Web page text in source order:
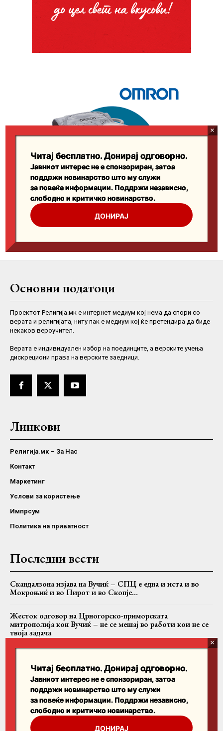
Основни податоци
Проектот Религија.мк е интернет медиум кој нема да спори со
верата и религијата, ниту пак е медиум кој ќе претендира да биде
некаков вероучител.
Верaта е индивидуален избор на поединците, а верските учења
дискрециони права на верските заедници.
Линкови
Религија.мк – За Нас
Контакт
Маркетинг
Услови за користење
Импрсум
Политика на приватност
Последни вести
Скандалзона изјава на Вучиќ – СПЦ е една и иста и во
Мокроњиќ и во Пирот и во Скопје…
Жесток одговор на Црногорско-приморската
митрополија кон Вучиќ – не се мешај во работи кои не се
твоја задача
или само со критичарот?
Пребарајте
Search
Читај бесплатно. Донирај одговорно.
Јавниот интерес не е спонзориран, затоа
поддржи новинарство што му служи
за повеќе информации. Поддржи независно,
слободно и критичко новинарство.
ДОНИРАЈ